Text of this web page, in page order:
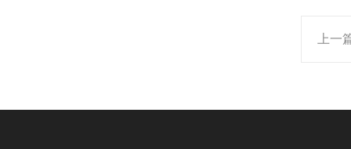
上一